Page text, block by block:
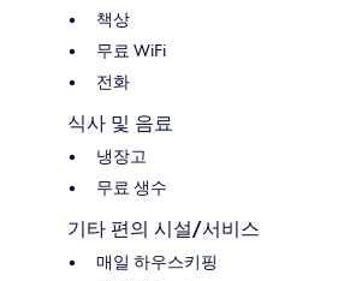
책상
무료 WiFi
전화
식사 및 음료
냉장고
무료 생수
기타 편의 시설/서비스
매일 하우스키핑